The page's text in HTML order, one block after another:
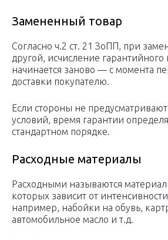
Замененный товар
Согласно ч.2 ст. 21 ЗоПП, при
другой, исчисление гарантийного
начинается заново — с момента
доставки покупателю.
Если стороны не
условий, время гарантии
стандартном порядке.
Расходные материалы
Расходными называются
которых зависит от
например, набойки на обувь,
автомобильное масло и т.д.